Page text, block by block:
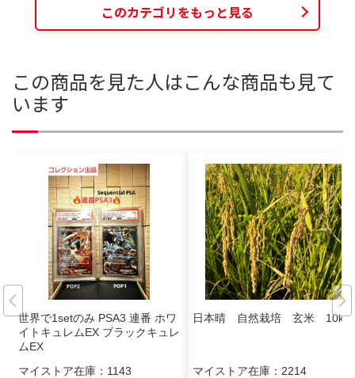
このカテゴリをもっと見る
この商品を見た人はこんな商品も見て
います
世界で1setのみ PSA3 連番 ホワ
イトキュレムEX ブラックキュレ
ムEX
マイストア在庫： 1143
日本晴 自然栽培 玄米 10kg
マイストア在庫： 2214